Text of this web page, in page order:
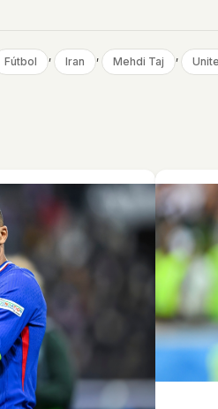
Fútbol , Iran , Mehdi Taj ,